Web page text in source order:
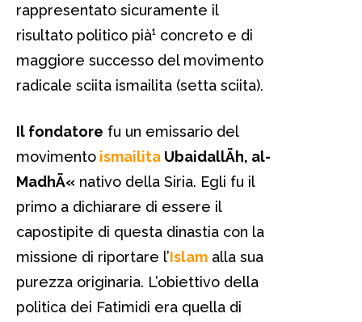
rappresentato sicuramente il
risultato politico pià¹ concreto e di
maggiore successo del movimento
radicale sciita ismailita (setta sciita).
Il fondatore fu un emissario del
movimento ismailita UbaidallÄh, al-
MadhÄ« nativo della Siria. Egli fu il
primo a dichiarare di essere il
capostipite di questa dinastia con la
missione di riportare l’Islam alla sua
purezza originaria. L’obiettivo della
politica dei Fatimidi era quella di